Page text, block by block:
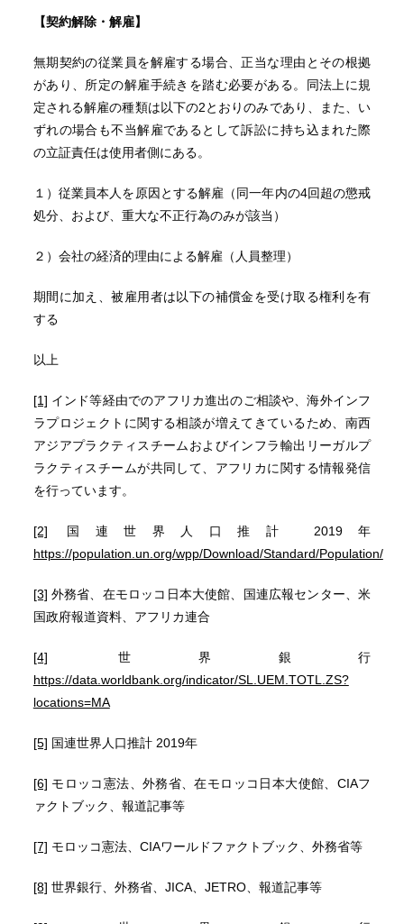
【契約解除・解雇】
無期契約の従業員を解雇する場合、正当な理由とその根拠
があり、所定の解雇手続きを踏む必要がある。同法上に規
定される解雇の種類は以下の2とおりのみであり、また、い
ずれの場合も不当解雇であるとして訴訟に持ち込まれた際
の立証責任は使用者側にある。
１）従業員本人を原因とする解雇（同一年内の4回超の懲戒
処分、および、重大な不正行為のみが該当）
２）会社の経済的理由による解雇（人員整理）
期間に加え、被雇用者は以下の補償金を受け取る権利を有
する
以上
[1] インド等経由でのアフリカ進出のご相談や、海外インフ
ラプロジェクトに関する相談が増えてきているため、南西
アジアプラクティスチームおよびインフラ輸出リーガルプ
ラクティスチームが共同して、アフリカに関する情報発信
を行っています。
[2] 国連世界人口推計 2019年
https://population.un.org/wpp/Download/Standard/Population/
[3] 外務省、在モロッコ日本大使館、国連広報センター、米
国政府報道資料、アフリカ連合
[4] 世界銀行
https://data.worldbank.org/indicator/SL.UEM.TOTL.ZS?
locations=MA
[5] 国連世界人口推計 2019年
[6] モロッコ憲法、外務省、在モロッコ日本大使館、CIAフ
ァクトブック、報道記事等
[7] モロッコ憲法、CIAワールドファクトブック、外務省等
[8] 世界銀行、外務省、JICA、JETRO、報道記事等